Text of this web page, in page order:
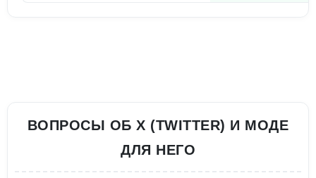
ВОПРОСЫ ОБ X (TWITTER) И МОДЕ
ДЛЯ НЕГО